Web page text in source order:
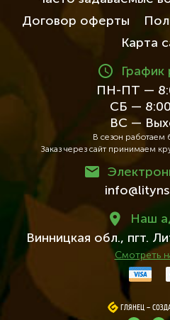
Договор оферты
Карта
График
ПН-ПТ —
СБ —
ВС —
В сезон работаем
Заказ через сайт принимаем
Наш
Винницкая обл., пгт.
Смотреть
ГЛЯНЕЦ–
ГЛЯНЕЦ–